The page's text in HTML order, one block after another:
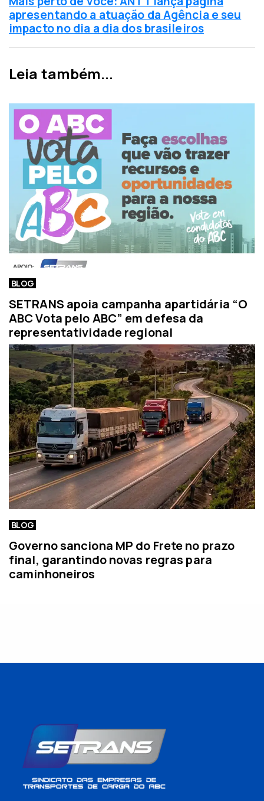
t
e
r
i
r
x
i
m
a
o
í
a
apresentando a atuação da Agência e seu
impacto no dia a dia dos brasileiros
Leia também...
BLOG
SETRANS apoia campanha apartidária “O
ABC Vota pelo ABC” em defesa da
representatividade regional
BLOG
Governo sanciona MP do Frete no prazo
final, garantindo novas regras para
caminhoneiros